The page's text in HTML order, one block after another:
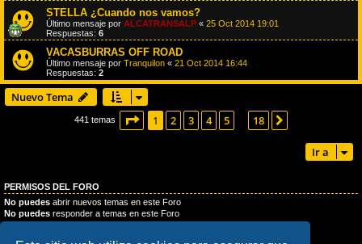
STELLA ¿Cuando nos vamos?
Último mensaje por ALCATRANSALP « 25 Oct 2014 19:01
Respuestas: 6
VACASBURRAS OFF ROAD
Último mensaje por Tranquilon « 21 Oct 2014 16:44
Respuestas: 2
Nuevo Tema
441 temas Página de 18
1 2 3 4 5 18
Ir a
PERMISOS DEL FORO
No puedes abrir nuevos temas en este Foro
No puedes responder a temas en este Foro
No puedeseditar sus mensajes en este Foro